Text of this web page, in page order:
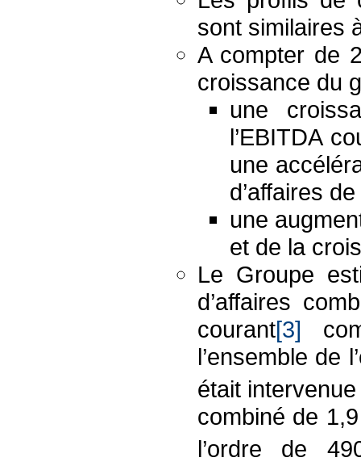
sont similaires
A compter de
croissance du
une
l’EBITDA
une
d’affaires
une
et de la
Le Groupe
d’affaires
courant[3]
l’ensemble de
était
combiné de
l’ordre de